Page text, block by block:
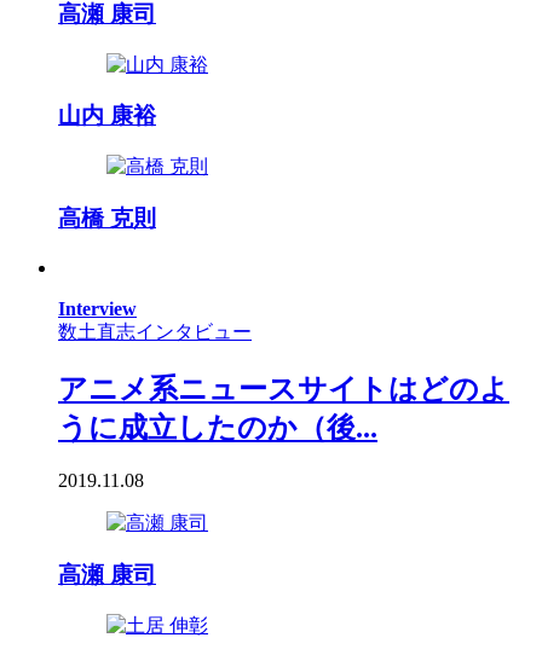
高瀬 康司
山内 康裕
高橋 克則
Interview
数土直志インタビュー
アニメ系ニュースサイトはどのよ
うに成立したのか（後...
2019.11.08
高瀬 康司